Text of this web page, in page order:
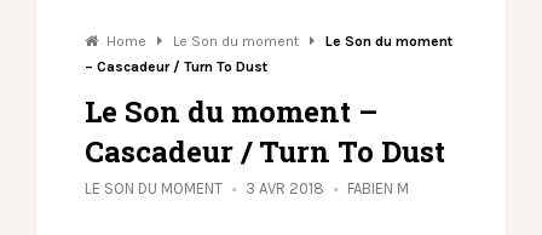
Home Le Son du moment
Le Son du moment
– Cascadeur / Turn To Dust
Le Son du moment –
Cascadeur / Turn To Dust
LE SON DU MOMENT 3 AVR 2018 FABIEN M